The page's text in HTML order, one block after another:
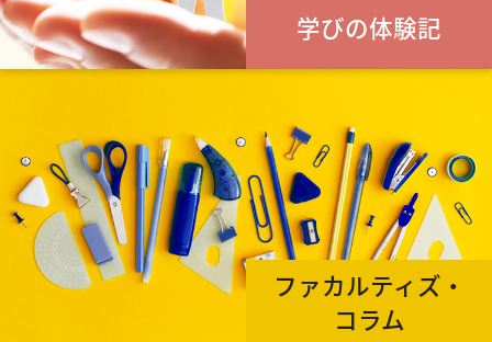
学びの体験記
ファカルティズ・
コラム